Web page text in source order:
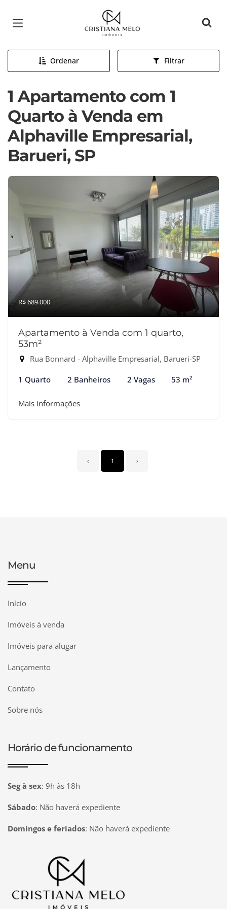
Página inicial
Ordenar Filtrar
1 Apartamento com 1
Quarto à Venda em
Alphaville Empresarial,
Barueri, SP
R$ 689.000
Apartamento à Venda com 1 quarto,
53m²
Rua Bonnard - Alphaville Empresarial, Barueri-SP
1 Quarto 2 Banheiros 2 Vagas 53 m²
Mais informações
‹ 1 ›
Menu
Início
Imóveis à venda
Imóveis para alugar
Lançamento
Contato
Sobre nós
Horário de funcionamento
Seg à sex: 9h às 18h
Sábado: Não haverá expediente
Domingos e feriados: Não haverá expediente
Página inicial